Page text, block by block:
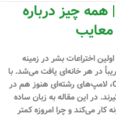
چیز درباره
معایب
اختراعات بشر در زمینه
در هر خانه‌ای یافت می‌شد. با
وجود ظهور فناوری‌های نوین مانند LED و CFL، لامپ‌های رشته‌ای هنوز هم در
در این مقاله به زبان ساده
می‌کند و چرا امروزه کمتر